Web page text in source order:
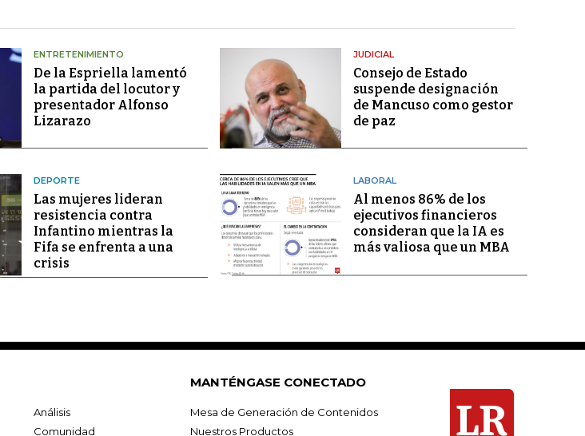
ENTRETENIMIENTO
De la Espriella lamentó
la partida del locutor y
presentador Alfonso
Lizarazo
JUDICIAL
Consejo de Estado
suspende designación
de Mancuso como gestor
de paz
DEPORTE
Las mujeres lideran
resistencia contra
Infantino mientras la
Fifa se enfrenta a una
crisis
LABORAL
Al menos 86% de los
ejecutivos financieros
consideran que la IA es
más valiosa que un MBA
Análisis
Comunidad
MANTÉNGASE CONECTADO
Mesa de Generación de Contenidos
Nuestros Productos